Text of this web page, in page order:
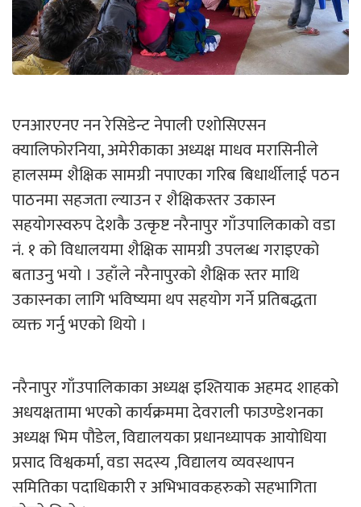
एनआरएनए नन रेसिडेन्ट नेपाली एशोसिएसन
क्यालिफोरनिया, अमेरीकाका अध्यक्ष माधव मरासिनीले
हालसम्म शैक्षिक सामग्री नपाएका गरिब बिधार्थीलाई पठन
पाठनमा सहजता ल्याउन र शैक्षिकस्तर उकास्न
सहयोगस्वरुप देशकै उत्कृष्ट नरैनापुर गाँउपालिकाको वडा
नं. १ को विधालयमा शैक्षिक सामग्री उपलब्ध गराइएको
बताउनु भयो । उहाँले नरैनापुरको शैक्षिक स्तर माथि
उकास्नका लागि भविष्यमा थप सहयोग गर्ने प्रतिबद्धता
व्यक्त गर्नु भएको थियो ।
नरैनापुर गाँउपालिकाका अध्यक्ष इश्तियाक अहमद शाहको
अधयक्षतामा भएको कार्यक्रममा देवराली फाउण्डेशनका
अध्यक्ष भिम पौडेल, विद्यालयका प्रधानध्यापक आयोधिया
प्रसाद विश्वकर्मा, वडा सदस्य ,विद्यालय व्यवस्थापन
समितिका पदाधिकारी र अभिभावकहरुको सहभागिता